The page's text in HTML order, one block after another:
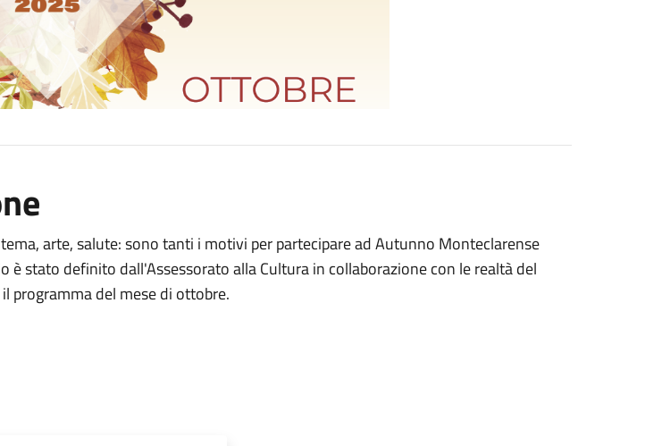
arte, salute: sono tanti i motivi per partecipare ad Autunno Monteclarense
è stato definito dall'Assessorato alla Cultura in collaborazione con le realtà del
programma del mese di ottobre.